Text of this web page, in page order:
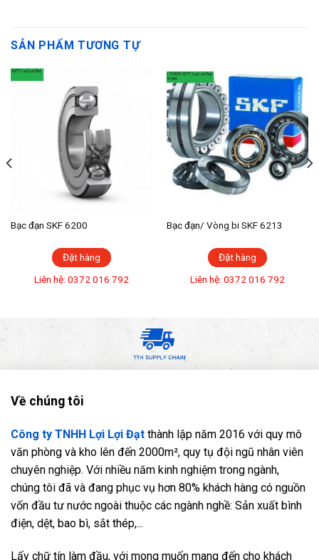
SẢN PHẨM TƯƠNG TỰ
Bạc đạn SKF 6200
Đặt hàng
Liên hệ: 0372 016 792
Bạc đạn/ Vòng bi SKF 6213
Đặt hàng
Liên hệ: 0372 016 792
Về chúng tôi
Công ty TNHH Lợi Lợi Đạt thành lập năm 2016 với quy mô
văn phòng và kho lên đến 2000m², quy tụ đội ngũ nhân viên
chuyên nghiệp. Với nhiều năm kinh nghiệm trong ngành,
chúng tôi đã và đang phục vụ hơn 80% khách hàng có nguồn
vốn đầu tư nước ngoài thuộc các ngành nghề: Sản xuất bình
điện, dệt, bao bì, sắt thép,...
Lấy chữ tín làm đầu, với mong muốn mang đến cho khách